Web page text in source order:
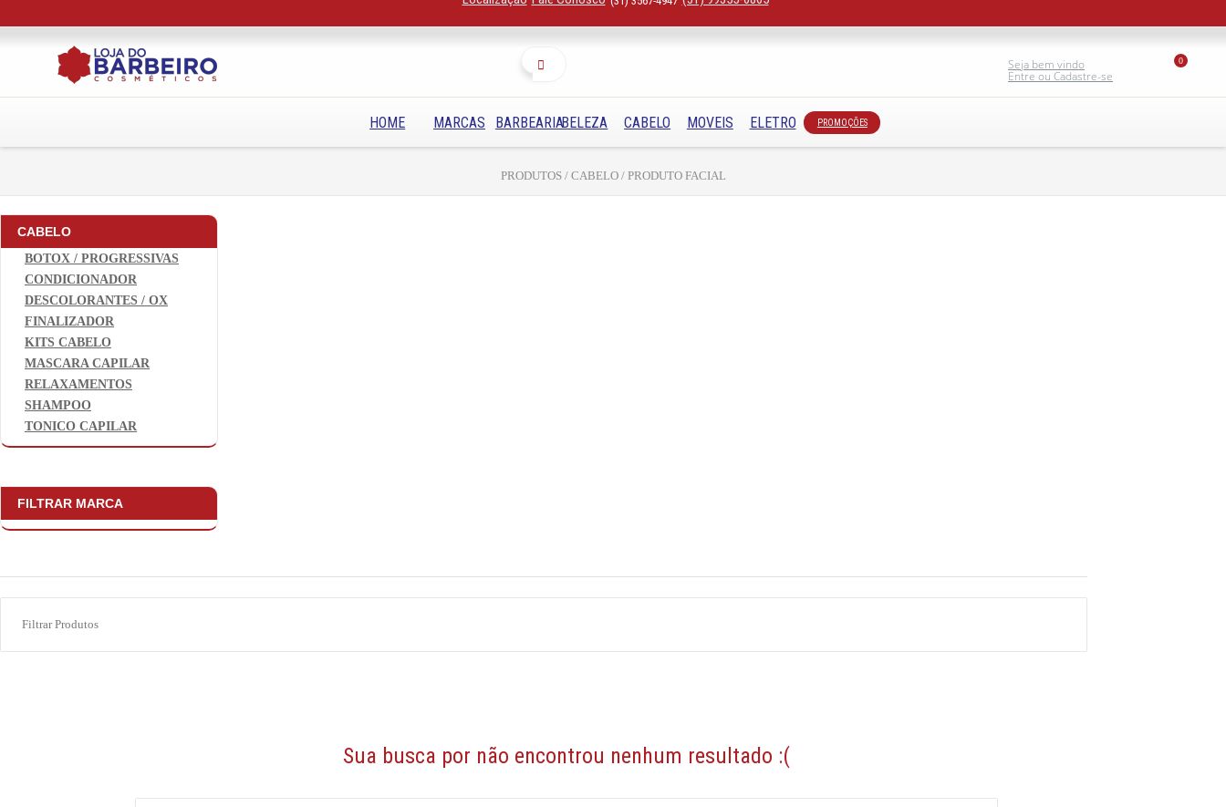
Seja bem vindo
Entre ou Cadastre-se
0
HOME MARCAS BARBEARIABELEZA CABELO MOVEIS ELETRO PROMOÇÕES
PRODUTOS / CABELO / PRODUTO FACIAL
CABELO
BOTOX / PROGRESSIVAS
CONDICIONADOR
DESCOLORANTES / OX
FINALIZADOR
KITS CABELO
MASCARA CAPILAR
RELAXAMENTOS
SHAMPOO
TONICO CAPILAR
FILTRAR MARCA
Sua busca por não encontrou nenhum resultado :(